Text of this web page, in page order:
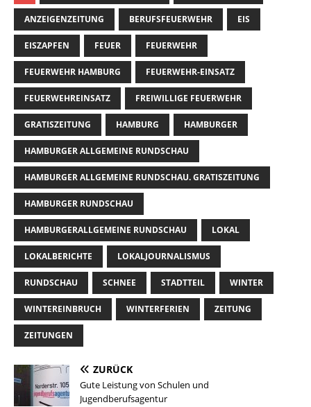
ANZEIGENZEITUNG BERUFSFEUERWEHR EIS
EISZAPFEN FEUER FEUERWEHR
FEUERWEHR HAMBURG FEUERWEHR-EINSATZ
FEUERWEHREINSATZ FREIWILLIGE FEUERWEHR
GRATISZEITUNG HAMBURG HAMBURGER
HAMBURGER ALLGEMEINE RUNDSCHAU
HAMBURGER ALLGEMEINE RUNDSCHAU. GRATISZEITUNG
HAMBURGER RUNDSCHAU
HAMBURGERALLGEMEINE RUNDSCHAU LOKAL
LOKALBERICHTE LOKALJOURNALISMUS
RUNDSCHAU SCHNEE STADTTEIL WINTER
WINTEREINBRUCH WINTERFERIEN ZEITUNG
ZEITUNGEN
ZURÜCK
Gute Leistung von Schulen und
Jugendberufsagentur